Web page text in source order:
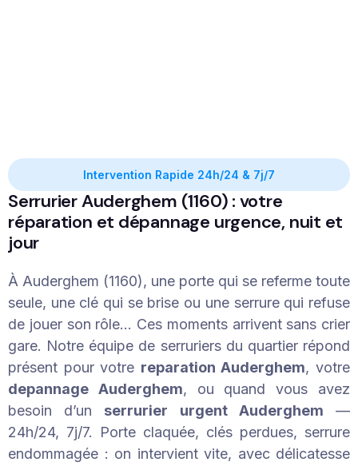
Intervention Rapide 24h/24 & 7j/7
Serrurier Auderghem (1160) : votre
réparation et dépannage urgence, nuit et
jour
À Auderghem (1160), une porte qui se referme toute
seule, une clé qui se brise ou une serrure qui refuse
de jouer son rôle… Ces moments arrivent sans crier
gare. Notre équipe de serruriers du quartier répond
présent pour votre reparation Auderghem, votre
depannage Auderghem, ou quand vous avez
besoin d’un serrurier urgent Auderghem —
24h/24, 7j/7. Porte claquée, clés perdues, serrure
endommagée : on intervient vite, avec délicatesse